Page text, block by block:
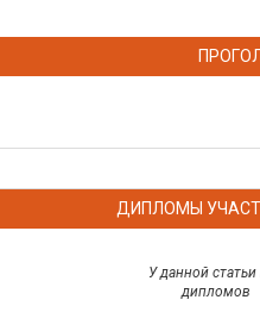
ДИПЛОМЫ
У данной статьи
дипломов